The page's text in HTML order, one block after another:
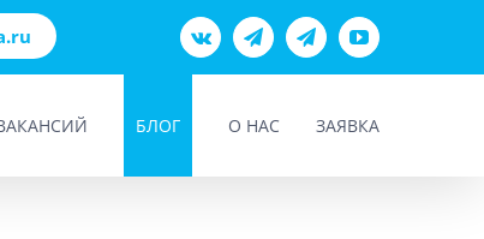
Vk TeamsTelegramYouTube
БЛОГ О НАС ЗАЯВКА